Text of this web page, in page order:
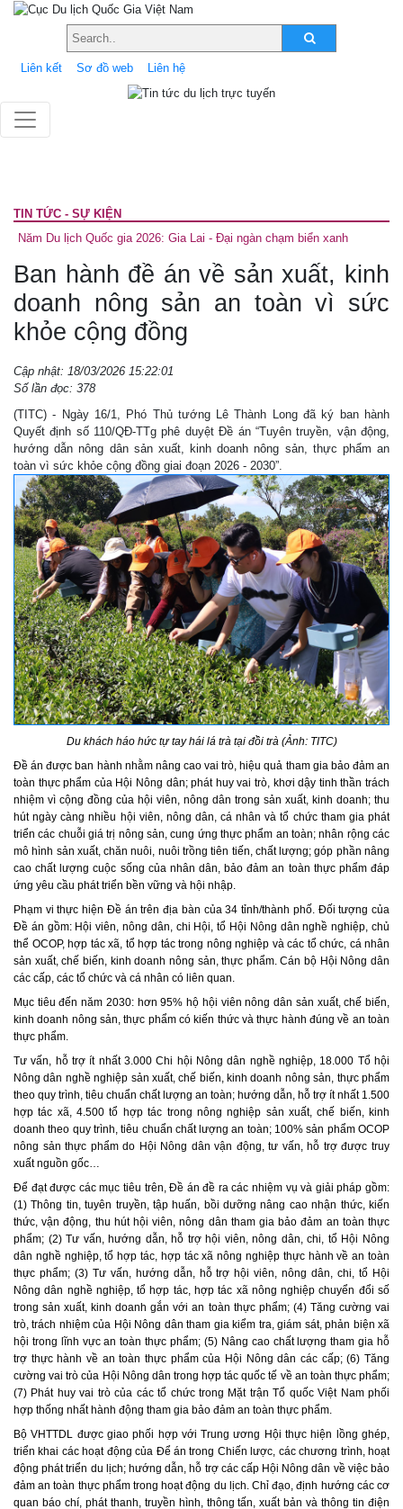
Liên kết Sơ đồ web Liên hệ
TIN TỨC - SỰ KIỆN
Năm Du lịch Quốc gia 2026: Gia Lai - Đại ngàn chạm biển xanh
Ban hành đề án về sản xuất, kinh
doanh nông sản an toàn vì sức
khỏe cộng đồng
Cập nhật: 18/03/2026 15:22:01
Số lần đọc: 378
(TITC) - Ngày 16/1, Phó Thủ tướng Lê Thành Long đã ký ban hành
Quyết định số 110/QĐ-TTg phê duyệt Đề án “Tuyên truyền, vận động,
hướng dẫn nông dân sản xuất, kinh doanh nông sản, thực phẩm an
toàn vì sức khỏe cộng đồng giai đoạn 2026 - 2030”.
Du khách háo hức tự tay hái lá trà tại đồi trà (Ảnh: TITC)
Đề án được ban hành nhằm nâng cao vai trò, hiệu quả tham gia bảo đảm an
toàn thực phẩm của Hội Nông dân; phát huy vai trò, khơi dậy tinh thần trách
nhiệm vì cộng đồng của hội viên, nông dân trong sản xuất, kinh doanh; thu
hút ngày càng nhiều hội viên, nông dân, cá nhân và tổ chức tham gia phát
triển các chuỗi giá trị nông sản, cung ứng thực phẩm an toàn; nhân rộng các
mô hình sản xuất, chăn nuôi, nuôi trồng tiên tiến, chất lượng; góp phần nâng
cao chất lượng cuộc sống của nhân dân, bảo đảm an toàn thực phẩm đáp
ứng yêu cầu phát triển bền vững và hội nhập.
Phạm vi thực hiện Đề án trên địa bàn của 34 tỉnh/thành phố. Đối tượng của
Đề án gồm: Hội viên, nông dân, chi Hội, tổ Hội Nông dân nghề nghiệp, chủ
thể OCOP, hợp tác xã, tổ hợp tác trong nông nghiệp và các tổ chức, cá nhân
sản xuất, chế biến, kinh doanh nông sản, thực phẩm. Cán bộ Hội Nông dân
các cấp, các tổ chức và cá nhân có liên quan.
Mục tiêu đến năm 2030: hơn 95% hộ hội viên nông dân sản xuất, chế biến,
kinh doanh nông sản, thực phẩm có kiến thức và thực hành đúng về an toàn
thực phẩm.
Tư vấn, hỗ trợ ít nhất 3.000 Chi hội Nông dân nghề nghiệp, 18.000 Tổ hội
Nông dân nghề nghiệp sản xuất, chế biến, kinh doanh nông sản, thực phẩm
theo quy trình, tiêu chuẩn chất lượng an toàn; hướng dẫn, hỗ trợ ít nhất 1.500
hợp tác xã, 4.500 tổ hợp tác trong nông nghiệp sản xuất, chế biến, kinh
doanh theo quy trình, tiêu chuẩn chất lượng an toàn; 100% sản phẩm OCOP
nông sản thực phẩm do Hội Nông dân vận động, tư vấn, hỗ trợ được truy
xuất nguồn gốc…
Để đạt được các mục tiêu trên, Đề án đề ra các nhiệm vụ và giải pháp gồm:
(1) Thông tin, tuyên truyền, tập huấn, bồi dưỡng nâng cao nhận thức, kiến
thức, vận động, thu hút hội viên, nông dân tham gia bảo đảm an toàn thực
phẩm; (2) Tư vấn, hướng dẫn, hỗ trợ hội viên, nông dân, chi, tổ Hội Nông
dân nghề nghiệp, tổ hợp tác, hợp tác xã nông nghiệp thực hành về an toàn
thực phẩm; (3) Tư vấn, hướng dẫn, hỗ trợ hội viên, nông dân, chi, tổ Hội
Nông dân nghề nghiệp, tổ hợp tác, hợp tác xã nông nghiệp chuyển đổi số
trong sản xuất, kinh doanh gắn với an toàn thực phẩm; (4) Tăng cường vai
trò, trách nhiệm của Hội Nông dân tham gia kiểm tra, giám sát, phản biện xã
hội trong lĩnh vực an toàn thực phẩm; (5) Nâng cao chất lượng tham gia hỗ
trợ thực hành về an toàn thực phẩm của Hội Nông dân các cấp; (6) Tăng
cường vai trò của Hội Nông dân trong hợp tác quốc tế về an toàn thực phẩm;
(7) Phát huy vai trò của các tổ chức trong Mặt trận Tổ quốc Việt Nam phối
hợp thống nhất hành động tham gia bảo đảm an toàn thực phẩm.
Bộ VHTTDL được giao phối hợp với Trung ương Hội thực hiện lồng ghép,
triển khai các hoạt động của Để án trong Chiến lược, các chương trình, hoạt
động phát triển du lịch; hướng dẫn, hỗ trợ các cấp Hội Nông dân về việc bảo
đảm an toàn thực phẩm trong hoạt động du lịch. Chỉ đạo, định hướng các cơ
quan báo chí, phát thanh, truyền hình, thông tấn, xuất bản và thông tin điện